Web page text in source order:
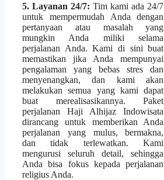
5. Layanan 24/7: Tim kami ada 24/7
untuk mempermudah Anda dengan
pertanyaan atau masalah yang
mungkin Anda miliki selama
perjalanan Anda. Kami di sini buat
memastikan jika Anda mempunyai
pengalaman yang bebas stres dan
menyenangkan, dan kami akan
melakukan semua yang kami dapat
buat merealisasikannya. Paket
perjalanan Haji Alhijaz Indowisata
dirancang untuk memberikan Anda
perjalanan yang mulus, bermakna,
dan tidak terlewatkan. Kami
mengurusi seluruh detail, sehingga
Anda bisa fokus kepada perjalanan
religius Anda.